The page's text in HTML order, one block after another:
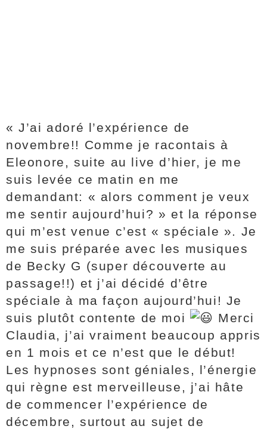
« J’ai adoré l’expérience de
novembre!! Comme je racontais à
Eleonore, suite au live d’hier, je me
suis levée ce matin en me
demandant: « alors comment je veux
me sentir aujourd’hui? » et la réponse
qui m’est venue c’est « spéciale ». Je
me suis préparée avec les musiques
de Becky G (super découverte au
passage!!) et j’ai décidé d’être
spéciale à ma façon aujourd’hui! Je
suis plutôt contente de moi
Merci
Claudia, j’ai vraiment beaucoup appris
en 1 mois et ce n’est que le début!
Les hypnoses sont géniales, l’énergie
qui règne est merveilleuse, j’ai hâte
de commencer l’expérience de
décembre, surtout au sujet de